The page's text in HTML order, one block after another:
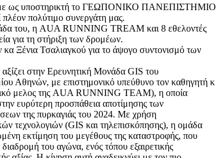
ως υποστηρικτή το ΓΕΩΠΟΝΙΚΟ ΠΑΝΕΠΙΣΤΗΜΙΟ
πολύτιμο συνεργάτη μας.
του, η AUA RUNNING TREAM και 8 εθελοντές
για τη στήριξη των δρομέων.
Ξένια Τσαλιαγκού για το άψογο συντονισμό των
αξίζει στην Ερευνητική Μονάδα GIS του
Αθηνών, με επιστημονικό υπεύθυνο τον καθηγητή κ
μελος της AUA RUNNING TEAM), η οποία
ευρύτερη προσπάθεια αποτίμησης των
της πυρκαγιάς του 2024. Με χρήση
τεχνολογιών (GIS και τηλεπισκόπησης), η ομάδα
εκτίμηση του μεγέθους της καταστροφής, που
του αγώνα, ενός τόπου εξαιρετικής